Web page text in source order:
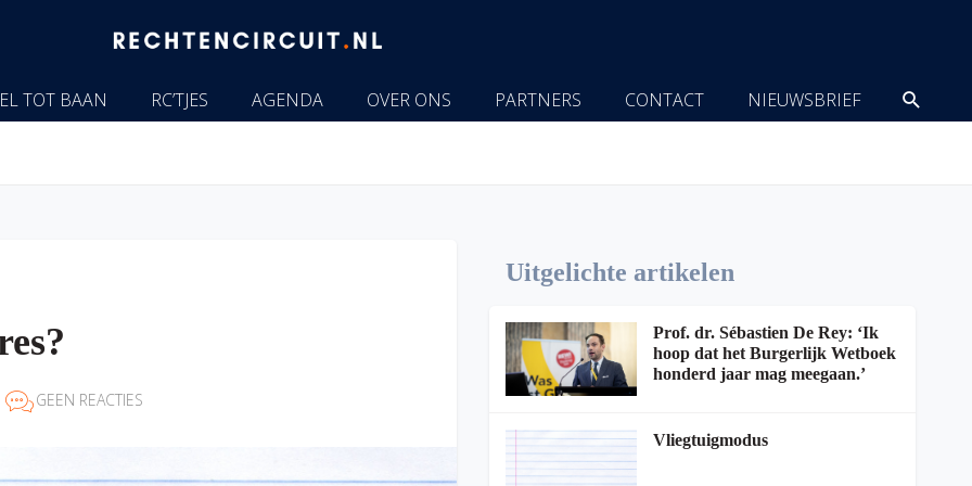
TOT BAAN RC’TJES AGENDA OVER ONS PARTNERS CONTACT NIEUWSBRIEF
GEEN REACTIES
Uitgelichte artikelen
Prof. dr. Sébastien De Rey: ‘Ik
hoop dat het Burgerlijk Wetboek
honderd jaar mag meegaan.’
Vliegtuigmodus